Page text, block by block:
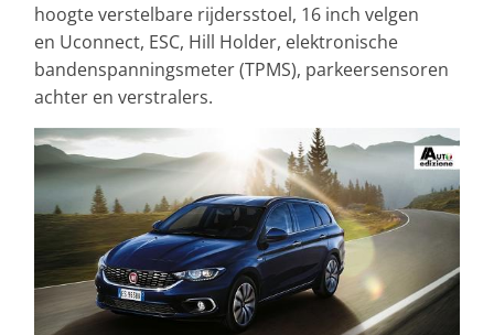
hoogte verstelbare rijdersstoel, 16 inch velgen
en Uconnect, ESC, Hill Holder, elektronische
bandenspanningsmeter (TPMS), parkeersensoren
achter en verstralers.